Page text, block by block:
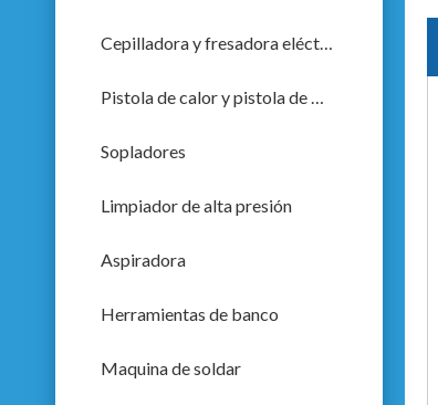
Cepilladora y fresadora eléctrica
Pistola de calor y pistola de pulverización
Sopladores
Limpiador de alta presión
Aspiradora
Herramientas de banco
Maquina de soldar